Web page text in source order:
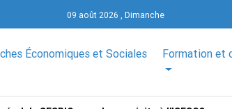
09 août 2026 , Dimanche
Économiques et Sociales Formation et